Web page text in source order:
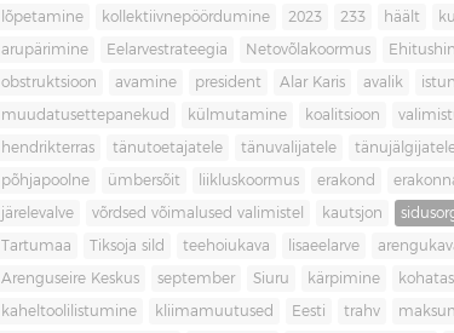
lõpetamine kollektiivnepöördumine 2023 233 häält
arupärimine Eelarvestrateegia Netovõlakoormus
obstruktsioon avamine president Alar Karis avalik
muudatusettepanekud külmutamine koalitsioon
hendrikterras tänutoetajatele tänuvalijatele
põhjapoolne ümbersõit liikluskoormus erakond
järelevalve võrdsed võimalused valimistel kautsjon
Tartumaa Tiksoja sild teehoiukava lisaeelarve
Arenguseire Keskus september Siuru kärpimine
kaheltoolilistumine kliimamuutused Eesti trahv